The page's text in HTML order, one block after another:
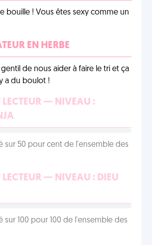
bouille ! Vous êtes sexy comme un
EN HERBE
de nous aider à faire le tri et ça
a du boulot !
LECTEUR — NIVEAU :
sur 50 pour cent de l'ensemble des
LECTEUR — NIVEAU : DIEU
sur 100 pour 100 de l'ensemble des